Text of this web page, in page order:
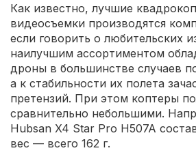
Как известно, лучшие
видеосъемки производятся
если говорить о любительских
наилучшим ассортиментом
дроны в большинстве случаев
а к стабильности их полета
претензий. При этом коптеры
сравнительно небольшими.
Hubsan X4 Star Pro H507A
вес — всего 162 г.